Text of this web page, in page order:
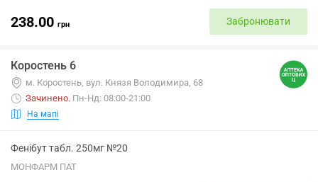
238.00 грн Забронювати
Коростень 6
м. Коростень, вул. Князя Володимира, 68
Зачинено. Пн-Нд: 08:00-21:00
На мапі
Фенібут табл. 250мг №20
МОНФАРМ ПАТ